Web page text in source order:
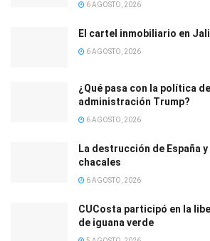
6 AGOSTO, 2026
El cartel inmobiliario en
6 AGOSTO, 2026
¿Qué pasa con la política
administración Trump?
6 AGOSTO, 2026
La destrucción de España
chacales
6 AGOSTO, 2026
CUCosta participó en la
de iguana verde